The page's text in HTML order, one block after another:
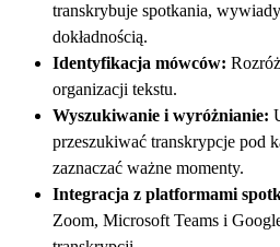
transkrybuje spotkania,
dokładnością.
Identyfikacja mówców:
organizacji tekstu.
Wyszukiwanie i wyróżnianie:
przeszukiwać transkrypcje pod
zaznaczać ważne momenty.
Integracja z platformami
Zoom, Microsoft Teams i